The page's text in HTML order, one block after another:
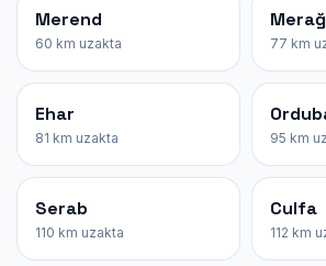
Merend
60 km uzakta 77 km
Ehar
81 km uzakta 95 km
Serab
110 km uzakta
Culfa
112 km